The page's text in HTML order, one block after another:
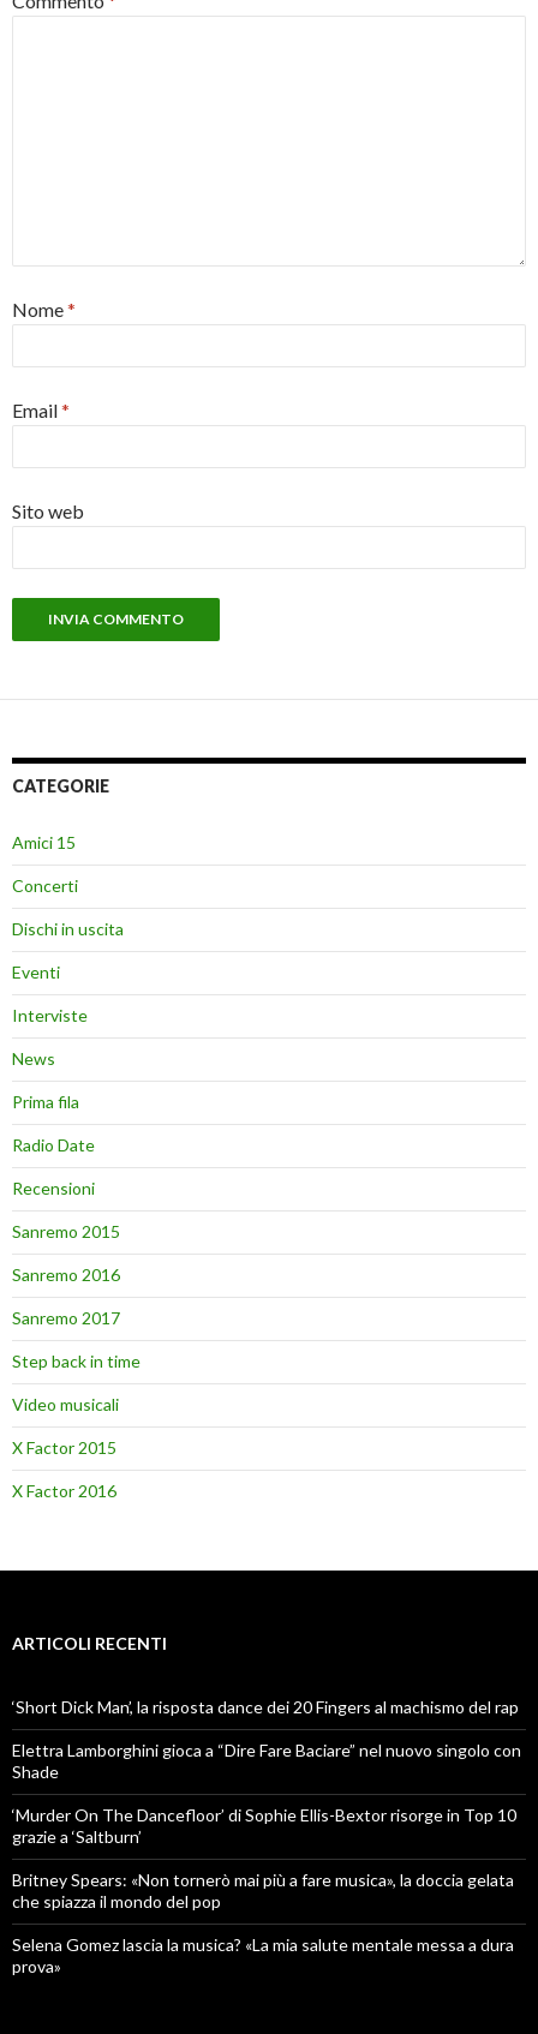
Nome*
Email*
Sito web
CATEGORIE
Amici 15
Concerti
Dischi in uscita
Eventi
Interviste
News
Prima fila
Radio Date
Recensioni
Sanremo 2015
Sanremo 2016
Sanremo 2017
Step back in time
Video musicali
X Factor 2015
X Factor 2016
ARTICOLI RECENTI
‘Short Dick Man’, la risposta dance dei 20 Fingers al machismo del rap
Elettra Lamborghini gioca a “Dire Fare Baciare” nel nuovo singolo con
Shade
‘Murder On The Dancefloor’ di Sophie Ellis-Bextor risorge in Top 10
grazie a ‘Saltburn’
Britney Spears: «Non tornerò mai più a fare musica», la doccia gelata
che spiazza il mondo del pop
Selena Gomez lascia la musica? «La mia salute mentale messa a dura
prova»